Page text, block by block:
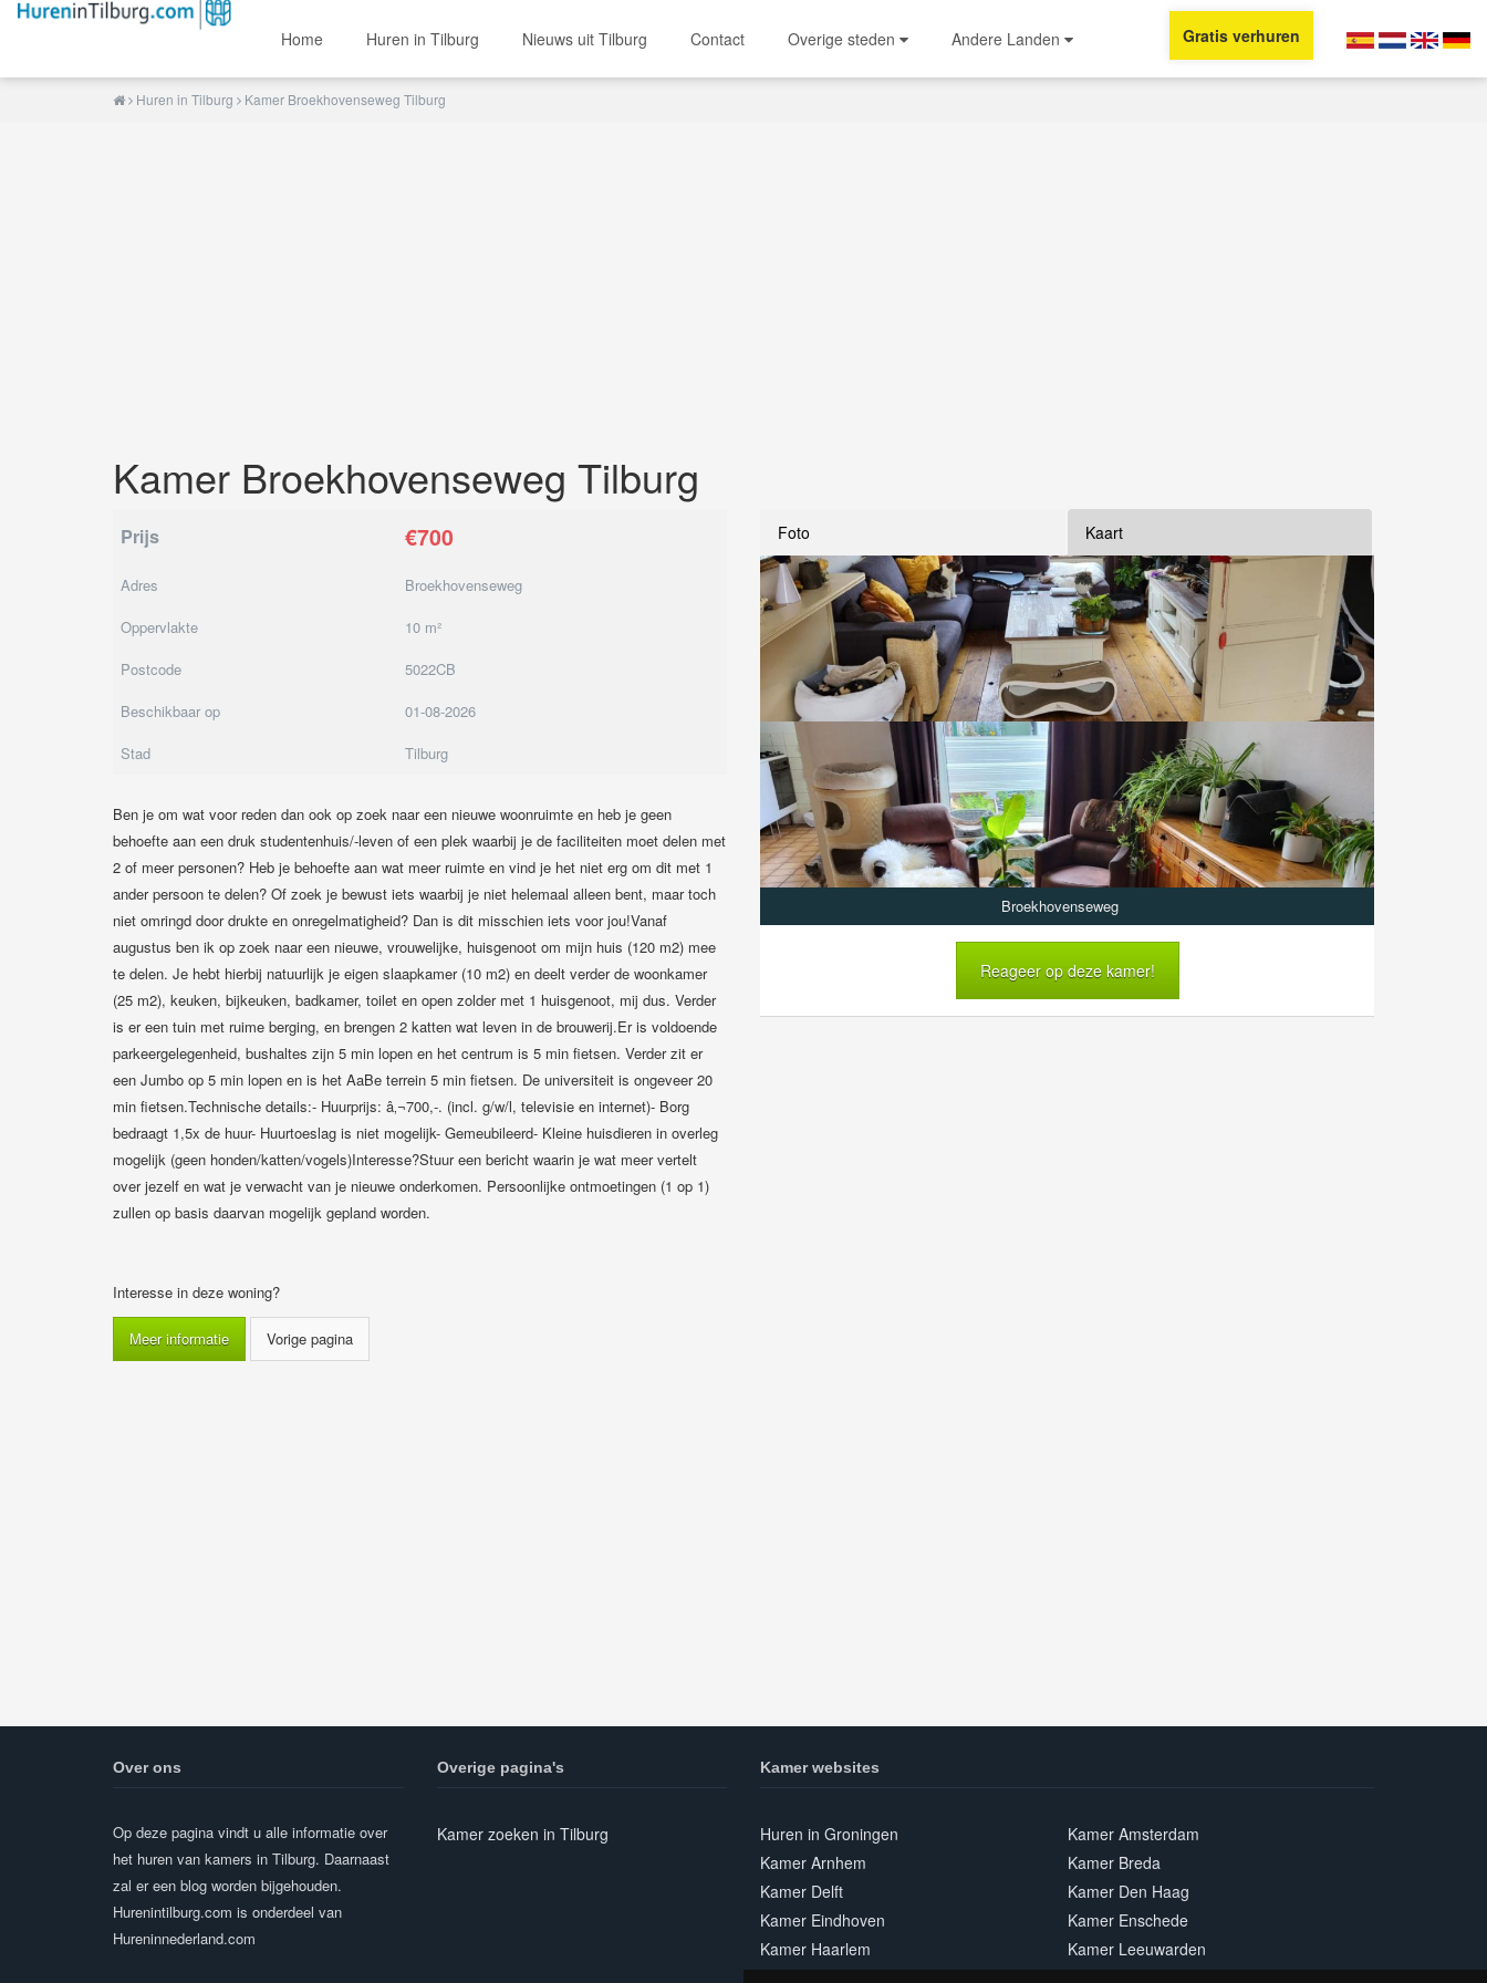
Home Huren in Tilburg Nieuws uit Tilburg Contact Overige steden Andere Landen Gratis verhuren
Huren in Tilburg Kamer Broekhovenseweg Tilburg
Kamer Broekhovenseweg Tilburg
Foto Kaart
Broekhovenseweg
Reageer op deze kamer!
Prijs €700
Adres
Broekhovenseweg
Oppervlakte
10 m²
Postcode
5022CB
Beschikbaar op
01-08-2026
Stad
Tilburg
Ben je om wat voor reden dan ook op zoek naar een nieuwe woonruimte en heb je geen
behoefte aan een druk studentenhuis/-leven of een plek waarbij je de faciliteiten moet delen met
2 of meer personen? Heb je behoefte aan wat meer ruimte en vind je het niet erg om dit met 1
ander persoon te delen? Of zoek je bewust iets waarbij je niet helemaal alleen bent, maar toch
niet omringd door drukte en onregelmatigheid? Dan is dit misschien iets voor jou!Vanaf
augustus ben ik op zoek naar een nieuwe, vrouwelijke, huisgenoot om mijn huis (120 m2) mee
te delen. Je hebt hierbij natuurlijk je eigen slaapkamer (10 m2) en deelt verder de woonkamer
(25 m2), keuken, bijkeuken, badkamer, toilet en open zolder met 1 huisgenoot, mij dus. Verder
is er een tuin met ruime berging, en brengen 2 katten wat leven in de brouwerij.Er is voldoende
parkeergelegenheid, bushaltes zijn 5 min lopen en het centrum is 5 min fietsen. Verder zit er
een Jumbo op 5 min lopen en is het AaBe terrein 5 min fietsen. De universiteit is ongeveer 20
min fietsen.Technische details:- Huurprijs: â‚¬700,-. (incl. g/w/l, televisie en internet)- Borg
bedraagt 1,5x de huur- Huurtoeslag is niet mogelijk- Gemeubileerd- Kleine huisdieren in overleg
mogelijk (geen honden/katten/vogels)Interesse?Stuur een bericht waarin je wat meer vertelt
over jezelf en wat je verwacht van je nieuwe onderkomen. Persoonlijke ontmoetingen (1 op 1)
zullen op basis daarvan mogelijk gepland worden.
Interesse in deze woning?
Meer informatie
Over ons
Op deze pagina vindt u alle informatie over
het huren van kamers in Tilburg. Daarnaast
zal er een blog worden bijgehouden.
Hurenintilburg.com is onderdeel van
Hureninnederland.com
Overige pagina's
Kamer zoeken in Tilburg
Kamer websites
Huren in Groningen
Kamer Amsterdam
Kamer Arnhem
Kamer Breda
Kamer Delft
Kamer Den Haag
Kamer Eindhoven
Kamer Enschede
Kamer Haarlem
Kamer Leeuwarden